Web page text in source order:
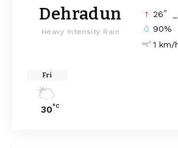
Dehradun
Heavy Intensity Rain
26°
90%
1 km/
Fri
30°C